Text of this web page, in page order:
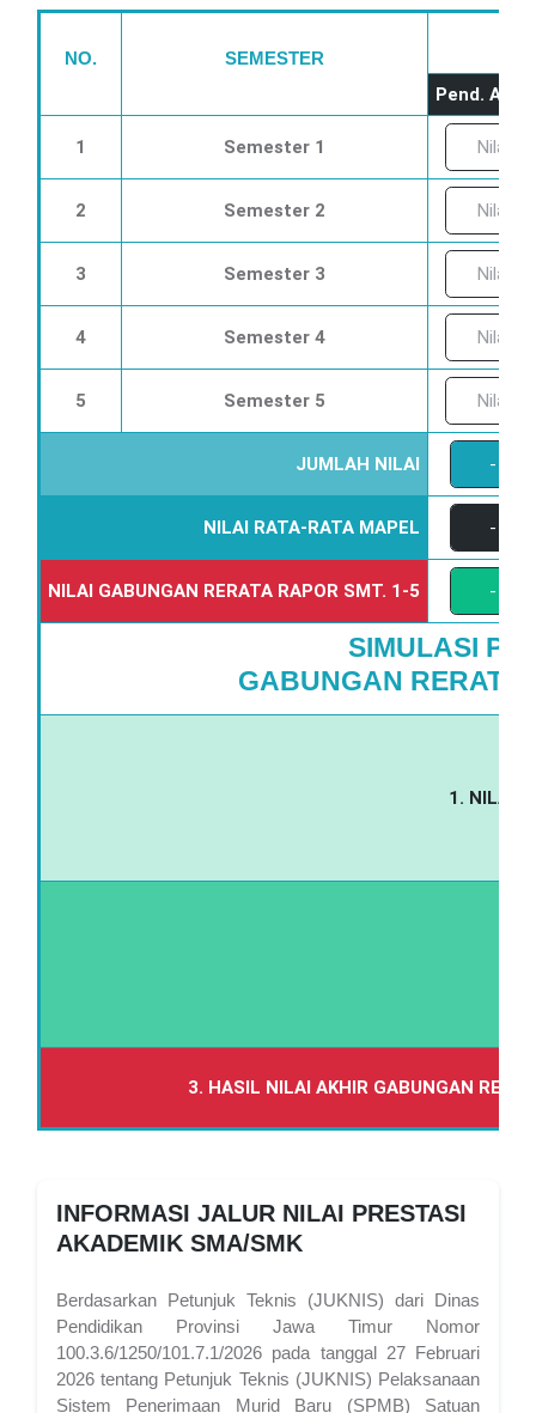
NO. SEMESTER
Pend.
1 Semester 1
2 Semester 2
3 Semester 3
4 Semester 4
5 Semester 5
JUMLAH NILAI -
NILAI RATA-RATA MAPEL -
NILAI GABUNGAN RERATA RAPOR SMT. 1-5 -
SIMULASI
GABUNGAN RERATA
1. NILAI
3. HASIL NILAI AKHIR GABUNGAN
INFORMASI JALUR NILAI PRESTASI
AKADEMIK SMA/SMK
Berdasarkan Petunjuk Teknis (JUKNIS) dari Dinas
Pendidikan Provinsi Jawa Timur Nomor
100.3.6/1250/101.7.1/2026 pada tanggal 27 Februari
2026 tentang Petunjuk Teknis (JUKNIS) Pelaksanaan
Sistem Penerimaan Murid Baru (SPMB) Satuan